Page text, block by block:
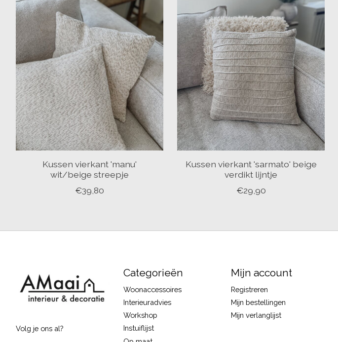
Kussen vierkant 'manu'
wit/beige streepje
€39,80
Kussen vierkant 'sarmato' beige
verdikt lijntje
€29,90
Volg je ons al?
Categorieën
Woonaccessoires
Interieuradvies
Workshop
Instuiflijst
Mijn account
Registreren
Mijn bestellingen
Mijn verlanglijst